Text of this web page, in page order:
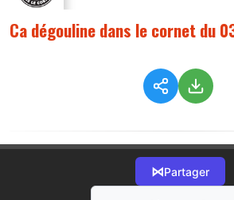
Ca dégouline dans le cornet du
⋈Partager